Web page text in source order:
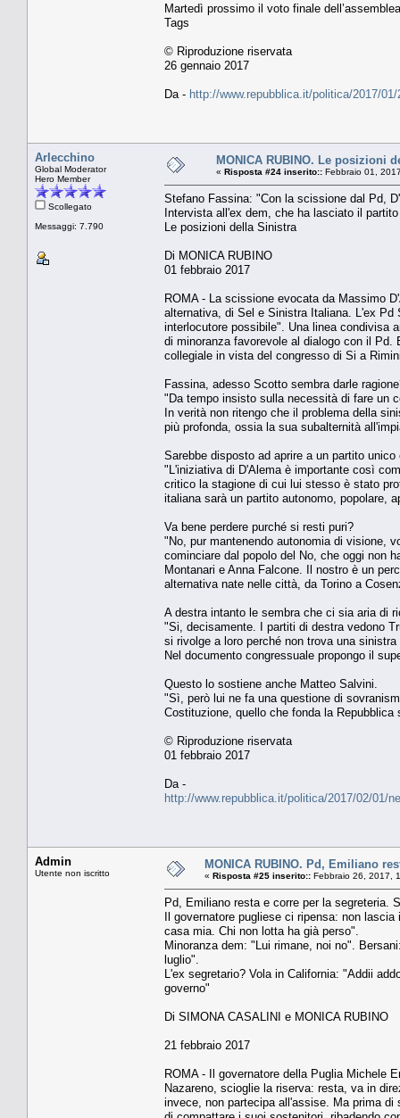
Martedì prossimo il voto finale
Tags
© Riproduzione riservata
26 gennaio 2017
Da - http://www.repubblica.it/politica/2017/
Arlecchino
Global Moderator
Hero Member
Scollegato
Messaggi: 7.790
MONICA RUBINO. Le posizioni
« Risposta #24 inserito:: Febbraio 01,
Stefano Fassina: "Con la scissione dal Pd,
Intervista all'ex dem, che ha lasciato il
Le posizioni della Sinistra
Di MONICA RUBINO
01 febbraio 2017
ROMA - La scissione evocata da Massimo
alternativa, di Sel e Sinistra Italiana. L'ex Pd
interlocutore possibile". Una linea condivisa
di minoranza favorevole al dialogo con il
collegiale in vista del congresso di Si a
Fassina, adesso Scotto sembra darle
"Da tempo insisto sulla necessità di fare un
In verità non ritengo che il problema della
più profonda, ossia la sua subalternità
Sarebbe disposto ad aprire a un partito unico
"L'iniziativa di D'Alema è importante così
critico la stagione di cui lui stesso è stato
italiana sarà un partito autonomo, popolare,
Va bene perdere purché si resti puri?
"No, pur mantenendo autonomia di visione,
cominciare dal popolo del No, che oggi non
Montanari e Anna Falcone. Il nostro è un
alternativa nate nelle città, da Torino a
A destra intanto le sembra che ci sia aria di
"Si, decisamente. I partiti di destra vedono
si rivolge a loro perché non trova una
Nel documento congressuale propongo il
Questo lo sostiene anche Matteo Salvini.
"Sì, però lui ne fa una questione di
Costituzione, quello che fonda la Repubblica
© Riproduzione riservata
01 febbraio 2017
Da -
http://www.repubblica.it/politica/2017/02/01/
Admin
Utente non iscritto
MONICA RUBINO. Pd, Emiliano
« Risposta #25 inserito:: Febbraio 26, 2017,
Pd, Emiliano resta e corre per la segreteria.
Il governatore pugliese ci ripensa: non
casa mia. Chi non lotta ha già perso".
Minoranza dem: "Lui rimane, noi no".
luglio".
L'ex segretario? Vola in California: "Addii
governo"
Di SIMONA CASALINI e MONICA RUBINO
21 febbraio 2017
ROMA - Il governatore della Puglia Michele
Nazareno, scioglie la riserva: resta, va in
invece, non partecipa all'assise. Ma prima